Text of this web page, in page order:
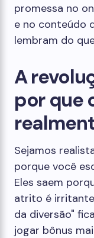
promessa no
e no conteúdo
lembram do
A
por que
Sejamos
porque você
Eles saem
atrito é irritante
da diversão"
jogar bônus